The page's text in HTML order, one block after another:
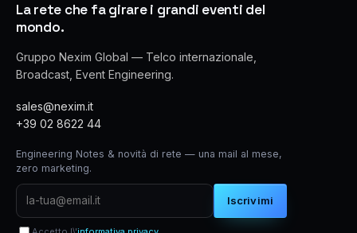
La rete che fa girare i grandi eventi del
mondo.
Gruppo Nexim Global — Telco internazionale,
Broadcast, Event Engineering.
sales@nexim.it
+39 02 8622 44
Engineering Notes & novità di rete — una mail al mese,
zero marketing.
Iscrivimi